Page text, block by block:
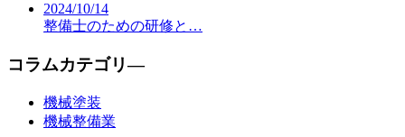
2024/10/14
整備士のための研修と…
コラムカテゴリ―
機械塗装
機械整備業